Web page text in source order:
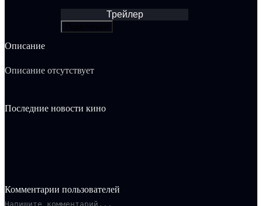
Трейлер
Описание
Описание отсутствует
Последние новости кино
Комментарии пользователей